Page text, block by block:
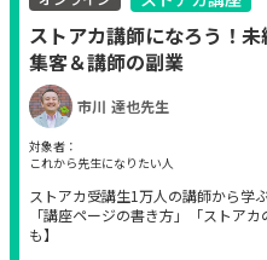
ストアカ講師になろう！
集客＆講師の副業
市川 達也先生
対象者：
これから先生になりたい人
ストアカ受講生1万人の講師から学
「講座ページの書き方」「ストア
も】